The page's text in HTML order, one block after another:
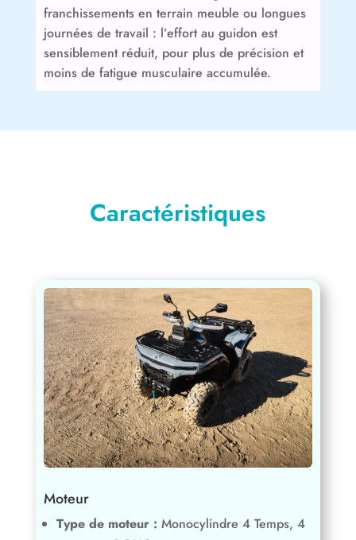
franchissements en terrain meuble ou longues
journées de travail : l’effort au guidon est
sensiblement réduit, pour plus de précision et
moins de fatigue musculaire accumulée.
Caractéristiques
Moteur
Type de moteur : Monocylindre 4 Temps, 4